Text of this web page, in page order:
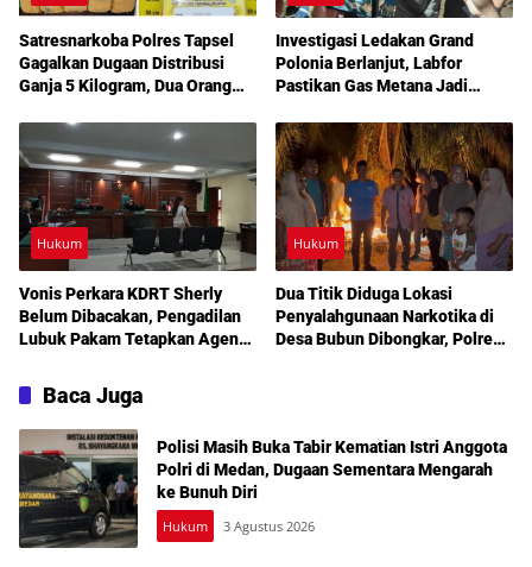
Satresnarkoba Polres Tapsel
Gagalkan Dugaan Distribusi
Ganja 5 Kilogram, Dua Orang
Investigasi Ledakan Grand
Polonia Berlanjut, Labfor
Pastikan Gas Metana Jadi
Hukum
Vonis Perkara KDRT Sherly
Belum Dibacakan, Pengadilan
Lubuk Pakam Tetapkan Agenda
Hukum
Dua Titik Diduga Lokasi
Penyalahgunaan Narkotika di
Desa Bubun Dibongkar, Polres
Baca Juga
Polisi Masih Buka Tabir Kematian Istri Anggota
Polri di Medan, Dugaan Sementara Mengarah
ke Bunuh Diri
Hukum 3 Agustus 2026